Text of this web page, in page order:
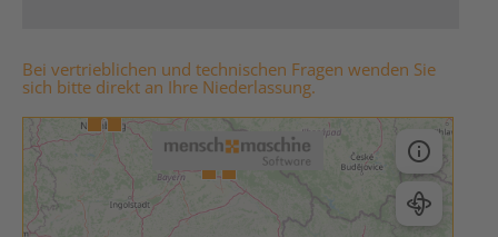
Bei vertrieblichen und technischen Fragen wenden Sie
sich bitte direkt an Ihre Niederlassung.